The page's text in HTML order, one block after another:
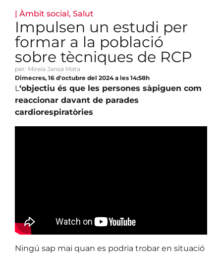
| Àmbit social, Salut
Impulsen un estudi per
formar a la població
sobre tècniques de RCP
per: Mireia Jansà Mata
Dimecres, 16 d'octubre del 2024 a les 14:58h
L‘objectiu és que les persones sàpiguen com
reaccionar davant de parades
cardiorespiratòries
Ningú sap mai quan es podria trobar en situació